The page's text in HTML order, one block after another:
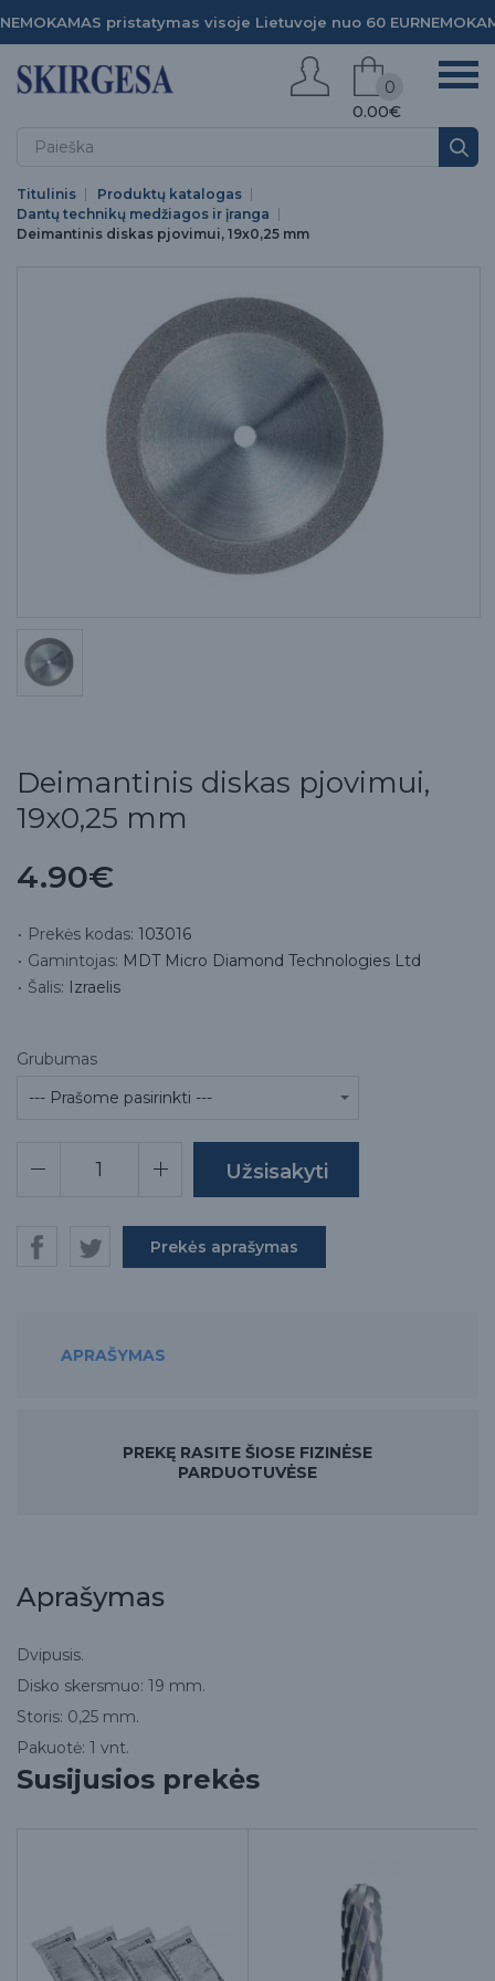
NEMOKAMAS pristatymas visoje Lietuvoje nuo 60 EUR
0.00€
0
Titulinis
Produktų katalogas
Dantų technikų medžiagos ir įranga
Deimantinis diskas pjovimui, 19x0,25 mm
Deimantinis diskas pjovimui,
19x0,25 mm
4.90€
Prekės kodas: 103016
Gamintojas: MDT Micro Diamond Technologies Ltd
Šalis: Izraelis
Grubumas
Prekės aprašymas
APRAŠYMAS
PREKĘ RASITE ŠIOSE FIZINĖSE
PARDUOTUVĖSE
Aprašymas
Dvipusis.
Disko skersmuo: 19 mm.
Storis: 0,25 mm.
Pakuotė: 1 vnt.
Susijusios prekės